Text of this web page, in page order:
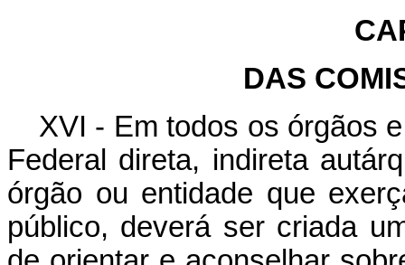
DAS
XVI - Em todos os órgãos
Federal direta, indireta
órgão ou entidade que
público, deverá ser criada